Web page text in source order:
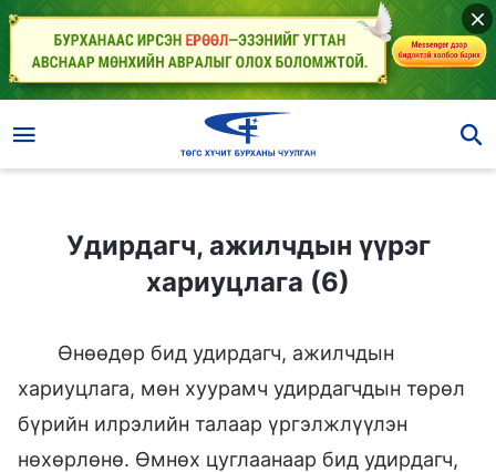
Удирдагч, ажилчдын үүрэг хариуцлага (6)
Удирдагч, ажилчдын үүрэг
хариуцлага (6)
Өнөөдөр бид удирдагч, ажилчдын
хариуцлага, мөн хуурамч удирдагчдын төрөл
бүрийн илрэлийн талаар үргэлжлүүлэн
нөхөрлөнө. Өмнөх цуглаанаар бид удирдагч,